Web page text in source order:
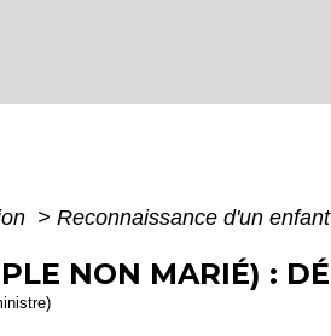
> Reconnaissance d'un
NON MARIÉ) :